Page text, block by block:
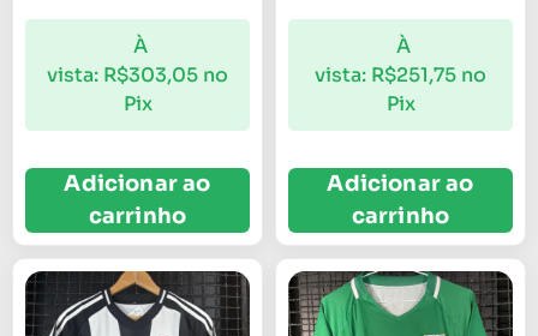
À
vista: R$303,05 no
Pix
Adicionar ao
carrinho
À
vista: R$251,75 no
Pix
Adicionar ao
carrinho